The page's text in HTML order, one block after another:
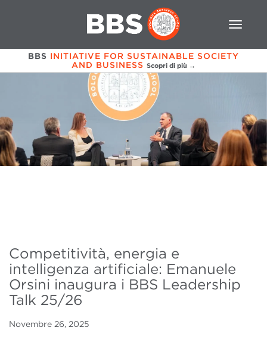
BBS INITIATIVE FOR SUSTAINABLE SOCIETY
AND BUSINESS Scopri di più →
Competitività, energia e
intelligenza artificiale: Emanuele
Orsini inaugura i BBS Leadership
Talk 25/26
Novembre 26, 2025